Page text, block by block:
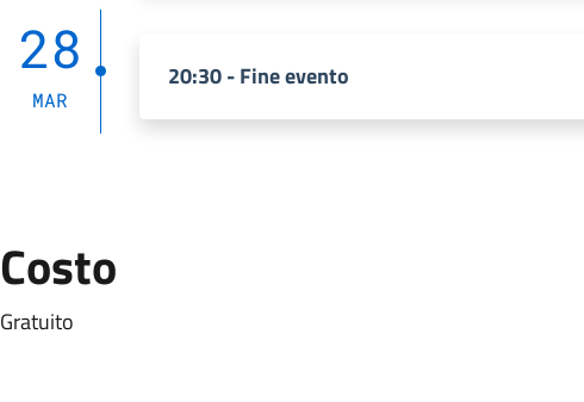
28
MAR
20:30 - Fine evento
Costo
Gratuito